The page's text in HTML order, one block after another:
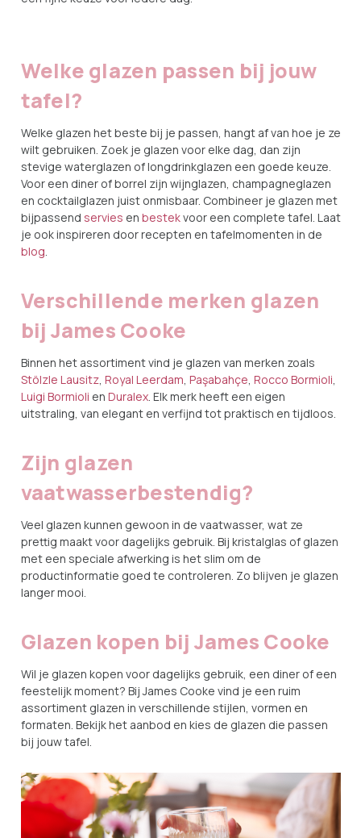
Welke glazen passen bij jouw
tafel?
Welke glazen het beste bij je passen, hangt af van hoe je ze
wilt gebruiken. Zoek je glazen voor elke dag, dan zijn
stevige waterglazen of longdrinkglazen een goede keuze.
Voor een diner of borrel zijn wijnglazen, champagneglazen
en cocktailglazen juist onmisbaar. Combineer je glazen met
bijpassend servies en bestekvoor een complete tafel. Laat
je ook inspireren door recepten en tafelmomenten in de
blog.
Verschillende merken glazen
bij James Cooke
Binnen het assortiment vind je glazen van merken zoals
Stölzle Lausitz, Royal Leerdam, Paşabahçe, Rocco Bormioli,
Luigi Bormioli en Duralex. Elk merk heeft een eigen
uitstraling, van elegant en verfijnd tot praktisch en tijdloos.
Zijn glazen
vaatwasserbestendig?
Veel glazen kunnen gewoon in de vaatwasser, wat ze
prettig maakt voor dagelijks gebruik. Bij kristalglas of glazen
met een speciale afwerking is het slim om de
productinformatie goed te controleren. Zo blijven je glazen
langer mooi.
Glazen kopen bij James Cooke
Wil je glazen kopen voor dagelijks gebruik, een diner of een
feestelijk moment? Bij James Cooke vind je een ruim
assortiment glazen in verschillende stijlen, vormen en
formaten. Bekijk het aanbod en kies de glazen die passen
bij jouw tafel.